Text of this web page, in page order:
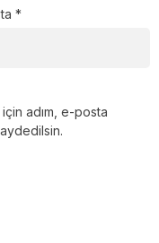
*
için adım, e-posta